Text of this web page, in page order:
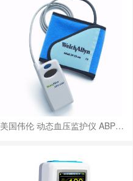
美国伟伦 动态血压监护仪 ABP…